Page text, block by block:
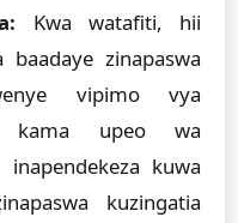
Kwa watafiti, hii
zinapaswa
vipimo vya
kama upeo wa
kuwa
kuzingatia